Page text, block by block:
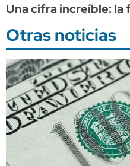
Una cifra increíble: la
Otras noticias